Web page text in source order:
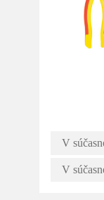
V
V